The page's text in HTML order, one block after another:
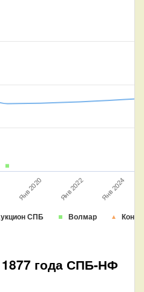
СПБ Волмар
Янв 2020 Янв 2022 Янв 2024
1877 года СПБ-НФ